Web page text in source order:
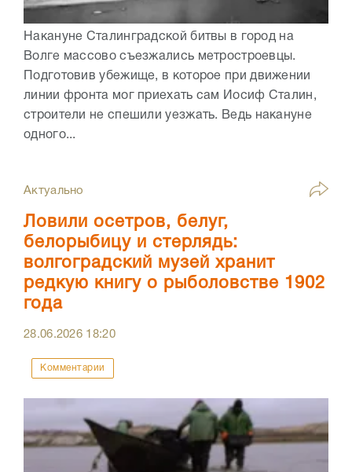
Накануне Сталинградской битвы в город на
Волге массово съезжались метростроевцы.
Подготовив убежище, в которое при движении
линии фронта мог приехать сам Иосиф Сталин,
строители не спешили уезжать. Ведь накануне
одного...
Актуально
Ловили осетров, белуг,
белорыбицу и стерлядь:
волгоградский музей хранит
редкую книгу о рыболовстве 1902
года
28.06.2026 18:20
Комментарии